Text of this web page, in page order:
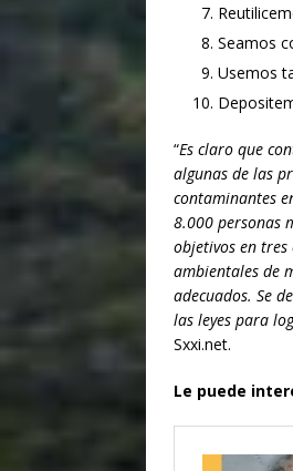
Seamos
Usemos
“Es claro que
algunas de las
contaminantes
8.000 personas
objetivos en tres
ambientales de
adecuados. Se
las leyes para
Sxxi.net.
Le puede